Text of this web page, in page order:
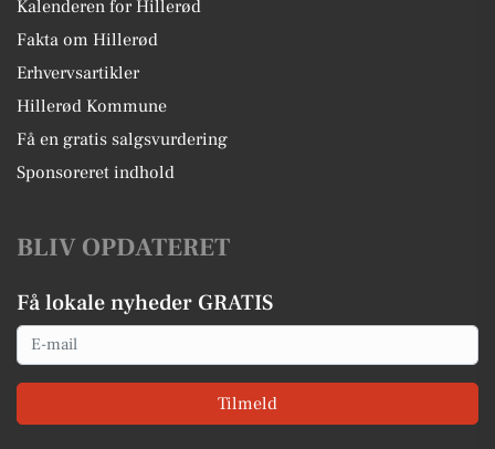
Kalenderen for Hillerød
Fakta om Hillerød
Erhvervsartikler
Hillerød Kommune
Få en gratis salgsvurdering
Sponsoreret indhold
BLIV OPDATERET
Få lokale nyheder GRATIS
Email
Tilmeld